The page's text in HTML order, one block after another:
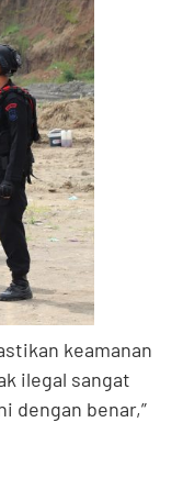
keamanan
ilegal sangat
dengan benar,”